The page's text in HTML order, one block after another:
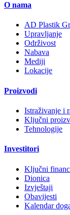
O nama
AD Plastik
Upravljanje
Održivost
Nabava
Mediji
Lokacije
Proizvodi
Istraživanje i
Ključni
Tehnologije
Investitori
Ključni
Dionica
Izvještaji
Obavijesti
Kalendar